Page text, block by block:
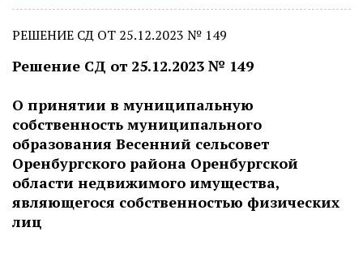
РЕШЕНИЕ СД ОТ 25.12.2023 № 149
Решение СД от 25.12.2023 № 149
О принятии в муниципальную
собственность муниципального
образования Весенний сельсовет
Оренбургского района Оренбургской
области недвижимого имущества,
являющегося собственностью физических
лиц